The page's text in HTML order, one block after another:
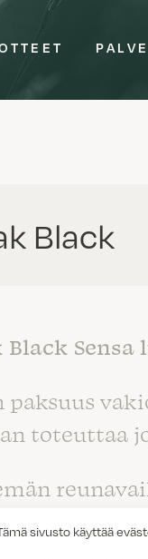
sivusto käyttää
Black
Black
paksuus
toteuttaa
kiillotettu